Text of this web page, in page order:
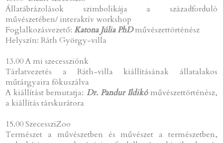
Állatábrázolások szimbolikája a századforduló
művészetében/ interaktív workshop
Foglalkozásvezető:Katona Júlia PhDművészettörténész
Helyszín: Ráth György-villa
13.00 A mi szecessziónk
Tárlatvezetés a Ráth-villa kiállításának állatalakos
műtárgyaira fókuszálva
A kiállítást bemutatja: Dr. Pandur Ildikóművészettörténész,
a kiállítás társkurátora
15.00 SzecessziZoo
Természet a művészetben és művészet a természetben,